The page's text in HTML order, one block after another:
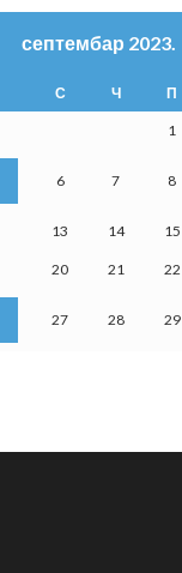
септембар 2023.
С Ч П
1
6 7 8
13 14 15
20 21 22
27 28 29